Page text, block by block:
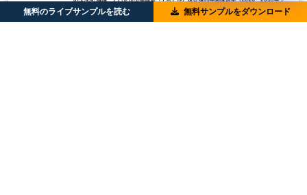
無料のライブサンプルを読む 無料サンプルをダウンロード